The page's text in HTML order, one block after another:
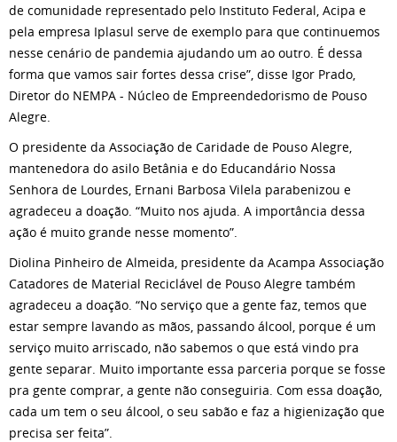
de comunidade representado pelo Instituto Federal, Acipa e
pela empresa Iplasul serve de exemplo para que continuemos
nesse cenário de pandemia ajudando um ao outro. É dessa
forma que vamos sair fortes dessa crise”, disse Igor Prado,
Diretor do NEMPA - Núcleo de Empreendedorismo de Pouso
Alegre.
O presidente da Associação de Caridade de Pouso Alegre,
mantenedora do asilo Betânia e do Educandário Nossa
Senhora de Lourdes, Ernani Barbosa Vilela parabenizou e
agradeceu a doação. “Muito nos ajuda. A importância dessa
ação é muito grande nesse momento”.
Diolina Pinheiro de Almeida, presidente da Acampa Associação
Catadores de Material Reciclável de Pouso Alegre também
agradeceu a doação. “No serviço que a gente faz, temos que
estar sempre lavando as mãos, passando álcool, porque é um
serviço muito arriscado, não sabemos o que está vindo pra
gente separar. Muito importante essa parceria porque se fosse
pra gente comprar, a gente não conseguiria. Com essa doação,
cada um tem o seu álcool, o seu sabão e faz a higienização que
precisa ser feita”.